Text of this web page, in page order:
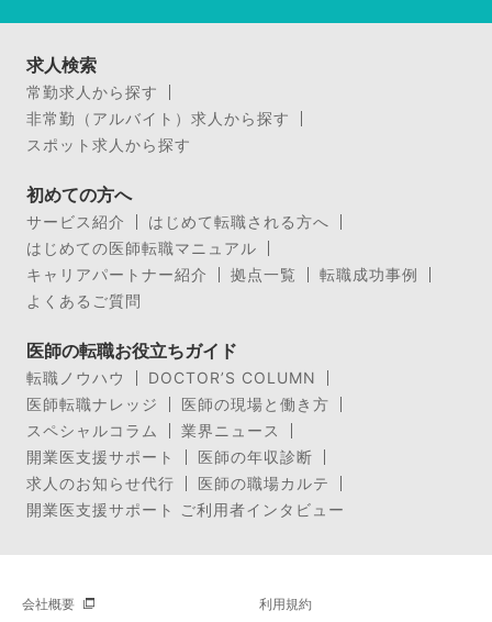
求人検索
常勤求人から探す
非常勤（アルバイト）求人から探す
スポット求人から探す
初めての方へ
サービス紹介
はじめて転職される方へ
はじめての医師転職マニュアル
キャリアパートナー紹介
拠点一覧
転職成功事例
よくあるご質問
医師の転職お役立ちガイド
転職ノウハウ
DOCTOR’S COLUMN
医師転職ナレッジ
医師の現場と働き方
スペシャルコラム
業界ニュース
開業医支援サポート
医師の年収診断
求人のお知らせ代行
医師の職場カルテ
開業医支援サポート ご利用者インタビュー
会社概要 利用規約